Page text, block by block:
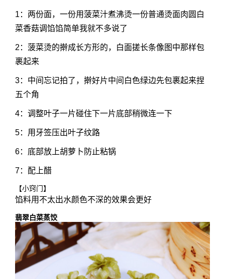
1：两份面，一份用菠菜汁煮沸烫一份普通烫面肉圆白
菜香菇调馅馅简单我就不多说了
2：菠菜烫的擀成长方形的，白面搓长条像图中那样包
裹起来
3：中间忘记拍了，擀好片中间白色绿边先包裹起来捏
五个角
4：调整叶子一片碰住下一片底部稍微连一下
5：用牙签压出叶子纹路
6：底部放上胡萝卜防止粘锅
7：配上醋
【小窍门】
馅料用不太出水颜色不深的效果会更好
翡翠白菜蒸饺